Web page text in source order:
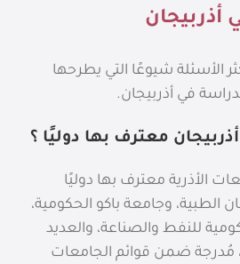
أذربيجان
الأسئلة شيوعًا التي يطرحها
في أذربيجان.
معترف بها دوليًا ؟
الأذرية معترف بها دوليًا
الطبية، وجامعة باكو الحكومية،
للنفط والصناعة، والعديد
مُدرجة ضمن قوائم الجامعات